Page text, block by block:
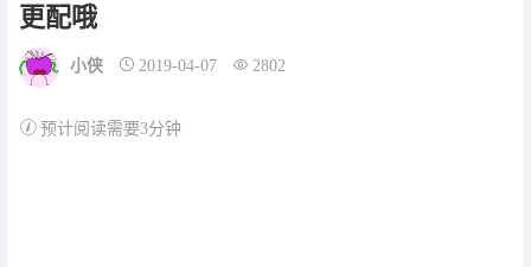
更配哦
小侠 2019-04-07 2802
预计阅读需要3分钟